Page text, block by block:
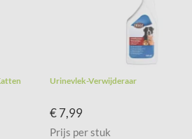
Urinevlek-Verwijderaar
€ 7,99
Prijs per stuk